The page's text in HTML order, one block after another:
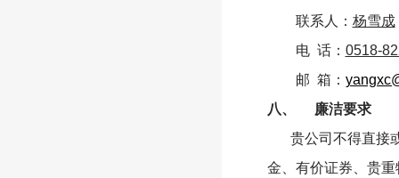
联系人： 杨雪成
电 话： 0518-
邮 箱：
八、
廉洁要求
贵公司不得直接
金、有价证券、贵